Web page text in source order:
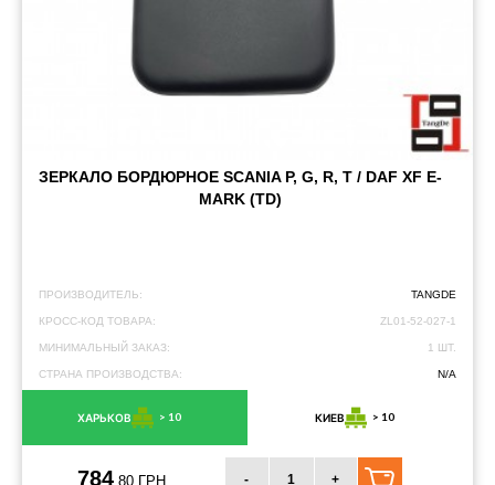
ЗЕРКАЛО БОРДЮРНОЕ SCANIA P, G, R, T / DAF XF E-
MARK (TD)
ПРОИЗВОДИТЕЛЬ: TANGDE
КРОСС-КОД ТОВАРА: ZL01-52-027-1
МИНИМАЛЬНЫЙ ЗАКАЗ: 1 ШТ.
СТРАНА ПРОИЗВОДСТВА: N/A
ХАРЬКОВ > 10 КИЕВ > 10
784.80 ГРН. - +